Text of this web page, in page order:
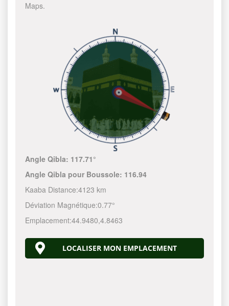
Maps.
Angle Qibla: 117.71°
Angle Qibla pour Boussole: 116.94
Kaaba Distance:4123 km
Déviation Magnétique:0.77°
Emplacement:44.9480,4.8463
LOCALISER MON EMPLACEMENT